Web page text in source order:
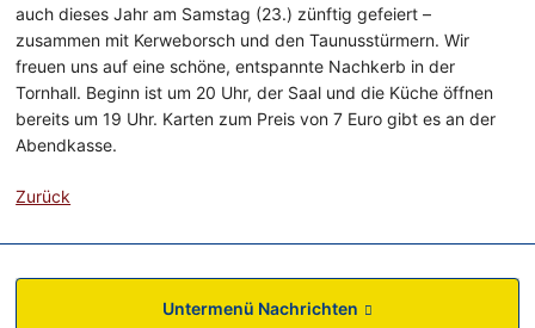
auch dieses Jahr am Samstag (23.) zünftig gefeiert –
zusammen mit Kerweborsch und den Taunusstürmern. Wir
freuen uns auf eine schöne, entspannte Nachkerb in der
Tornhall. Beginn ist um 20 Uhr, der Saal und die Küche öffnen
bereits um 19 Uhr. Karten zum Preis von 7 Euro gibt es an der
Abendkasse.
Zurück
Untermenü Nachrichten